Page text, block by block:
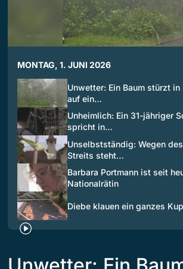
MONTAG, 1. JUNI 2026
Unwetter: Ein Baum stürzt in
auf ein…
Unheimlich: Ein 31-jähriger
spricht in…
Unselbstständig: Wegen
Streits steht…
Barbara Portmann ist seit
Nationalrätin
Diebe klauen ein ganzes